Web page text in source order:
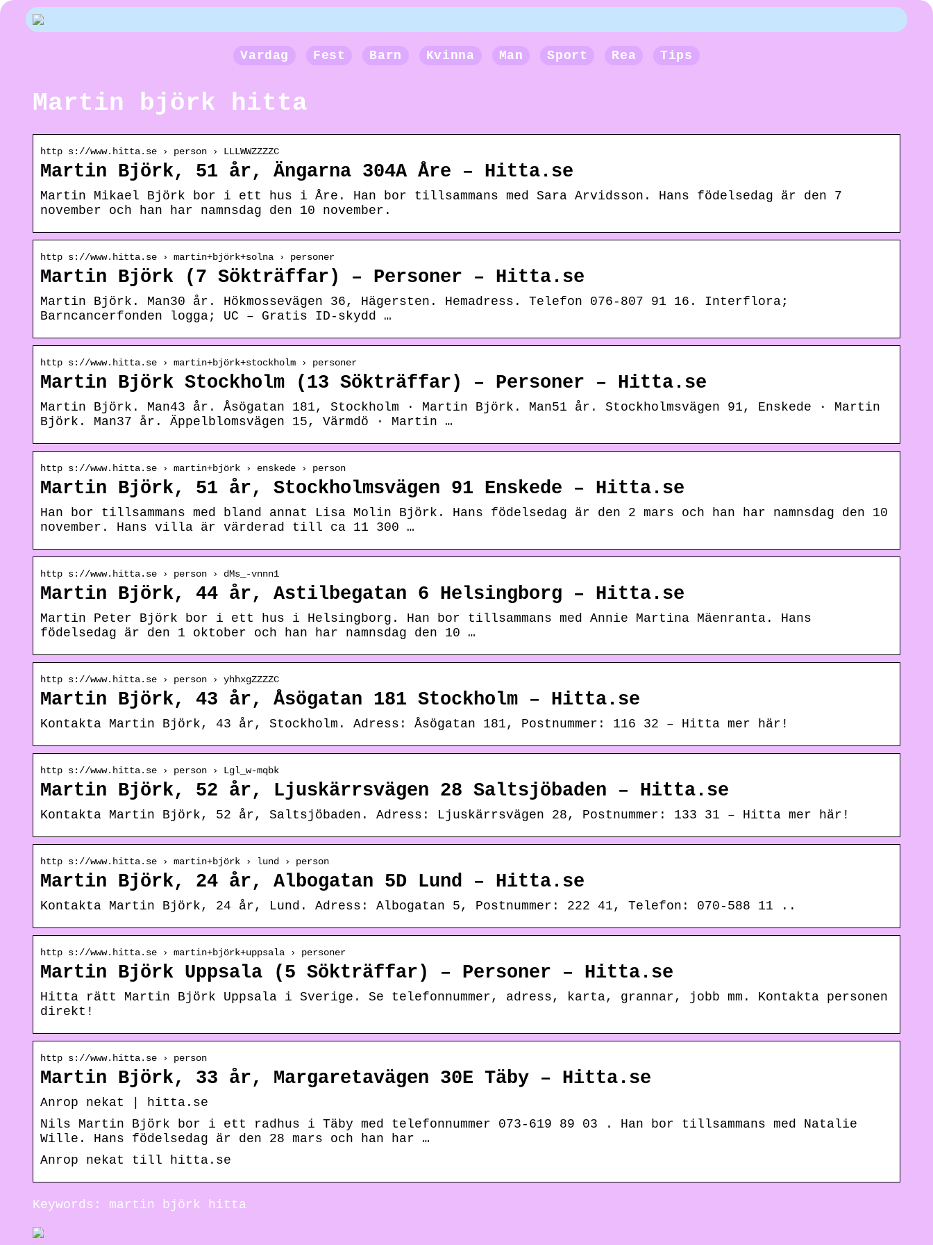
Vardag Fest Barn Kvinna Man Sport Rea Tips
Martin björk hitta
http s://www.hitta.se › person › LLLWWZZZZC
Martin Björk, 51 år, Ängarna 304A Åre – Hitta.se
Martin Mikael Björk bor i ett hus i Åre. Han bor tillsammans med Sara Arvidsson. Hans födelsedag är den 7
november och han har namnsdag den 10 november.
http s://www.hitta.se › martin+björk+solna › personer
Martin Björk (7 Sökträffar) – Personer – Hitta.se
Martin Björk. Man30 år. Hökmossevägen 36, Hägersten. Hemadress. Telefon 076-807 91 16. Interflora;
Barncancerfonden logga; UC – Gratis ID-skydd …
http s://www.hitta.se › martin+björk+stockholm › personer
Martin Björk Stockholm (13 Sökträffar) – Personer – Hitta.se
Martin Björk. Man43 år. Åsögatan 181, Stockholm · Martin Björk. Man51 år. Stockholmsvägen 91, Enskede · Martin
Björk. Man37 år. Äppelblomsvägen 15, Värmdö · Martin …
http s://www.hitta.se › martin+björk › enskede › person
Martin Björk, 51 år, Stockholmsvägen 91 Enskede – Hitta.se
Han bor tillsammans med bland annat Lisa Molin Björk. Hans födelsedag är den 2 mars och han har namnsdag den 10
november. Hans villa är värderad till ca 11 300 …
http s://www.hitta.se › person › dMs_-vnnn1
Martin Björk, 44 år, Astilbegatan 6 Helsingborg – Hitta.se
Martin Peter Björk bor i ett hus i Helsingborg. Han bor tillsammans med Annie Martina Mäenranta. Hans
födelsedag är den 1 oktober och han har namnsdag den 10 …
http s://www.hitta.se › person › yhhxgZZZZC
Martin Björk, 43 år, Åsögatan 181 Stockholm – Hitta.se
Kontakta Martin Björk, 43 år, Stockholm. Adress: Åsögatan 181, Postnummer: 116 32 – Hitta mer här!
http s://www.hitta.se › person › Lgl_w-mqbk
Martin Björk, 52 år, Ljuskärrsvägen 28 Saltsjöbaden – Hitta.se
Kontakta Martin Björk, 52 år, Saltsjöbaden. Adress: Ljuskärrsvägen 28, Postnummer: 133 31 – Hitta mer här!
http s://www.hitta.se › martin+björk › lund › person
Martin Björk, 24 år, Albogatan 5D Lund – Hitta.se
Kontakta Martin Björk, 24 år, Lund. Adress: Albogatan 5, Postnummer: 222 41, Telefon: 070-588 11 ..
http s://www.hitta.se › martin+björk+uppsala › personer
Martin Björk Uppsala (5 Sökträffar) – Personer – Hitta.se
Hitta rätt Martin Björk Uppsala i Sverige. Se telefonnummer, adress, karta, grannar, jobb mm. Kontakta personen
direkt!
http s://www.hitta.se › person
Martin Björk, 33 år, Margaretavägen 30E Täby – Hitta.se
Anrop nekat | hitta.se
Nils Martin Björk bor i ett radhus i Täby med telefonnummer 073-619 89 03 . Han bor tillsammans med Natalie
Wille. Hans födelsedag är den 28 mars och han har …
Anrop nekat till hitta.se
Keywords: martin björk hitta